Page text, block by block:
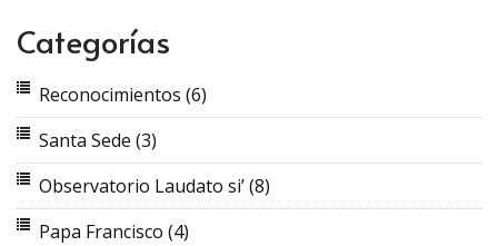
Categorías
Reconocimientos (6)
Santa Sede (3)
Observatorio Laudato si’(8)
Papa Francisco (4)